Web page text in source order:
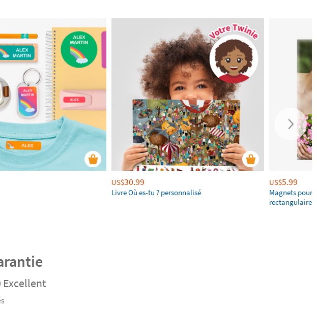
US$30.99
Livre Où es-tu ? personnalisé
US$5.99
Magnets pour
rectangulaires
Excellent